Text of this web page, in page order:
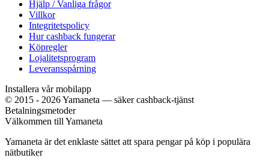
Hjälp / Vanliga frågor
Villkor
Integritetspolicy
Hur cashback fungerar
Köpregler
Lojalitetsprogram
Leveransspårning
Installera vår mobilapp
© 2015 - 2026 Yamaneta — säker cashback-tjänst
Betalningsmetoder
Välkommen till Yamaneta
Yamaneta är det enklaste sättet att spara pengar på köp i populära
nätbutiker